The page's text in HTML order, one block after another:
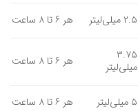
۲.۵ میلی‌لیتر هر ۶ تا ۸ ساعت
۳.۷۵
میلی‌لیتر هر ۶ تا ۸ ساعت
۵ میلی‌لیتر هر ۶ تا ۸ ساعت